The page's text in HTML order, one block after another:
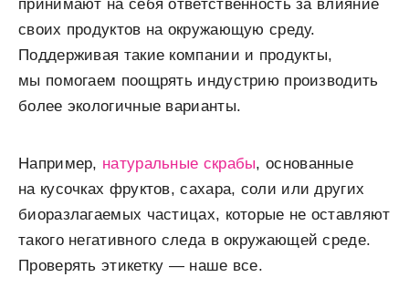
принимают на себя ответственность за влияние
своих продуктов на окружающую среду.
Поддерживая такие компании и продукты,
мы помогаем поощрять индустрию производить
более экологичные варианты.
Например, натуральные скрабы, основанные
на кусочках фруктов, сахара, соли или других
биоразлагаемых частицах, которые не оставляют
такого негативного следа в окружающей среде.
Проверять этикетку — наше все.